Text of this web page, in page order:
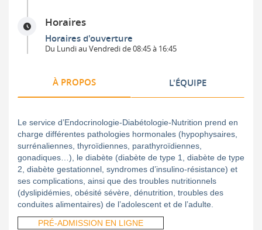
Horaires
Horaires d'ouverture
Du Lundi au Vendredi de 08:45 à 16:45
À PROPOS L'ÉQUIPE
Le service d’Endocrinologie-Diabétologie-Nutrition prend en
charge différentes pathologies hormonales (hypophysaires,
surrénaliennes, thyroïdiennes, parathyroïdiennes,
gonadiques…), le diabète (diabète de type 1, diabète de type
2, diabète gestationnel, syndromes d’insulino-résistance) et
ses complications, ainsi que des troubles nutritionnels
(dyslipidémies, obésité sévère, dénutrition, troubles des
conduites alimentaires) de l’adolescent et de l’adulte.
PR É-ADMISSION EN LIGNE